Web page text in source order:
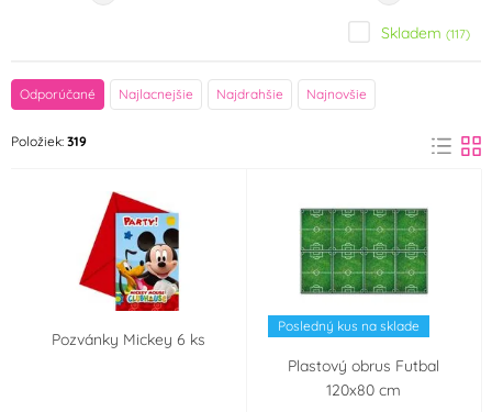
Farba
Červená
Modrá (10) Růžová (4)
Zelená (7)
Žlutá (3)
Skladem (117)
Odporúčané Najlacnejšie Najdrahšie Najnovšie
Položiek: 319
Pozvánky Mickey 6 ks
Posledný kus na sklade
Plastový obrus Futbal
120x80 cm